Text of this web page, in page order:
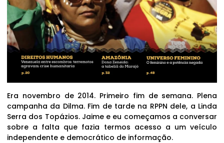
Era novembro de 2014. Primeiro fim de semana. Plena
campanha da Dilma. Fim de tarde na RPPN dele, a Linda
Serra dos Topázios. Jaime e eu começamos a conversar
sobre a falta que fazia termos acesso a um veículo
independente e democrático de informação.